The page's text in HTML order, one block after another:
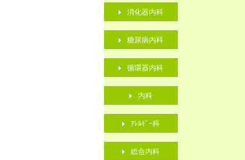
消化器内科
糖尿病内科
循環器内科
内科
ｱﾚﾙｷﾞｰ科
総合内科